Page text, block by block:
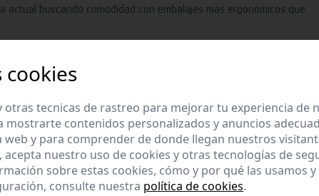
buscando comodidad con embalajes más ergonómicos que
arena de 5 kilos.El ahorro en tiempo, residuo y trabajo es!
cookies
otras tecnicas de rastreo para mejorar tu experiencia de
mostrarte contenidos personalizados y anuncios
y para comprender de donde llegan nuestros
nuestro uso de cookies y otras tecnologías de
sobre estas cookies, cómo y por qué las usamos
consulte nuestra política de cookies.